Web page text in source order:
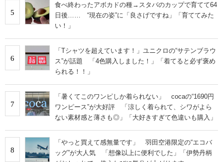
5
食べ終わったアボカドの種→スタバのカップで育てて64
日後…… “現在の姿”に「良さげですね」「育ててみた
い！」
6
「Tシャツを超えています！」ユニクロの“サテンブラウ
ス”が話題 「4色購入しました！」「着てると必ず褒め
られる！！」
7
「暑くてこのワンピしか着られない」 cocaの“1690円
ワンピース”が大好評 「涼しく着られて、シワがよら
ない素材感と薄さも◎」「大好きすぎて色違いも購入」
8
「やっと買えて感無量です」 羽田空港限定の“エコバ
ッグ”が大人気 「想像以上に便利でした」「伊勢丹柄